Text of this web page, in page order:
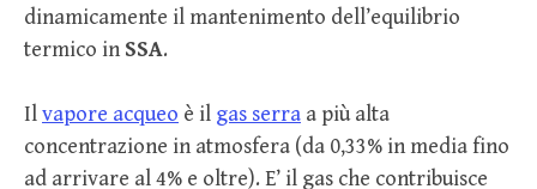
dinamicamente il mantenimento dell’equilibrio
termico in SSA.
Ilvapore acqueo è il gas serra a più alta
concentrazione in atmosfera (da 0,33% in media fino
ad arrivare al 4% e oltre). E’ il gas che contribuisce